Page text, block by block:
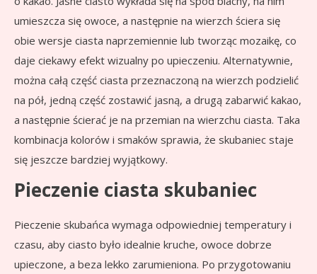
umieszcza się owoce, a następnie na wierzch ściera się
obie wersje ciasta naprzemiennie lub tworząc mozaikę, co
daje ciekawy efekt wizualny po upieczeniu. Alternatywnie,
można całą część ciasta przeznaczoną na wierzch podzielić
na pół, jedną część zostawić jasną, a drugą zabarwić kakao,
a następnie ścierać je na przemian na wierzchu ciasta. Taka
kombinacja kolorów i smaków sprawia, że skubaniec staje
się jeszcze bardziej wyjątkowy.
Pieczenie ciasta skubaniec
Pieczenie skubańca wymaga odpowiedniej temperatury i
czasu, aby ciasto było idealnie kruche, owoce dobrze
upieczone, a beza lekko zarumieniona. Po przygotowaniu